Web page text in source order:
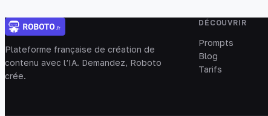
Plateforme française de création de
contenu avec l’IA. Demandez, Roboto
crée.
DÉCOUVRIR
Prompts
Blog
Tarifs